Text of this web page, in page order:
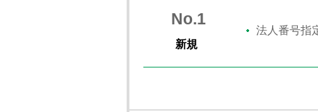
No.1
新規
法人番号指